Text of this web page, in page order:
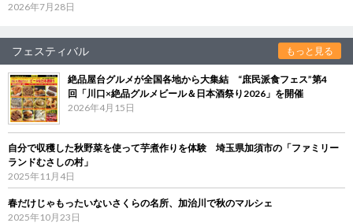
2026年7月28日
フェスティバル もっと見る
絶品屋台グルメが全国各地から大集結 “庶民派食フェス”第4
回「川口×絶品グルメビール＆日本酒祭り2026」を開催
2026年4月15日
自分で収穫した秋野菜を使って芋煮作りを体験 埼玉県加須市の「ファミリー
ランドむさしの村」
2025年11月4日
春だけじゃもったいないさくらの名所、加治川で秋のマルシェ
2025年10月23日